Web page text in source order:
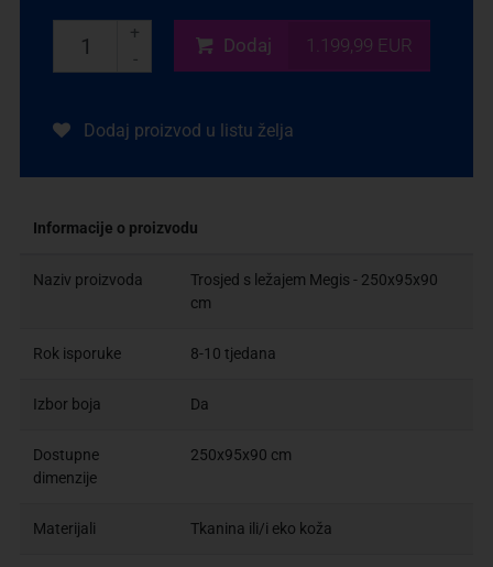
+
-
Dodaj 1.199,99 EUR
Dodaj proizvod u listu želja
Informacije o proizvodu
Naziv proizvoda
Trosjed s ležajem Megis - 250x95x90
cm
Rok isporuke 8-10 tjedana
Izbor boja Da
Dostupne
dimenzije
250x95x90 cm
Materijali Tkanina ili/i eko koža